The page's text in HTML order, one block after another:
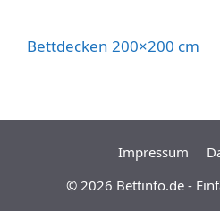
Bettdecken 200×200 cm
Impressum
© 2026 Bettinfo.de -